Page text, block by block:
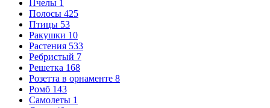
Пчелы 1
Полосы 425
Птицы 53
Ракушки 10
Растения 533
Ребристый 7
Решетка 168
Розетта в орнаменте 8
Ромб 143
Самолеты 1